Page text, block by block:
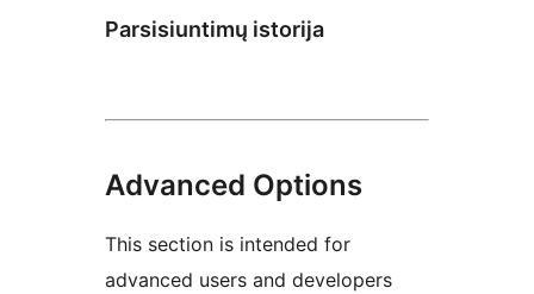
Parsisiuntimų istorija
Advanced Options
This section is intended for
advanced users and developers